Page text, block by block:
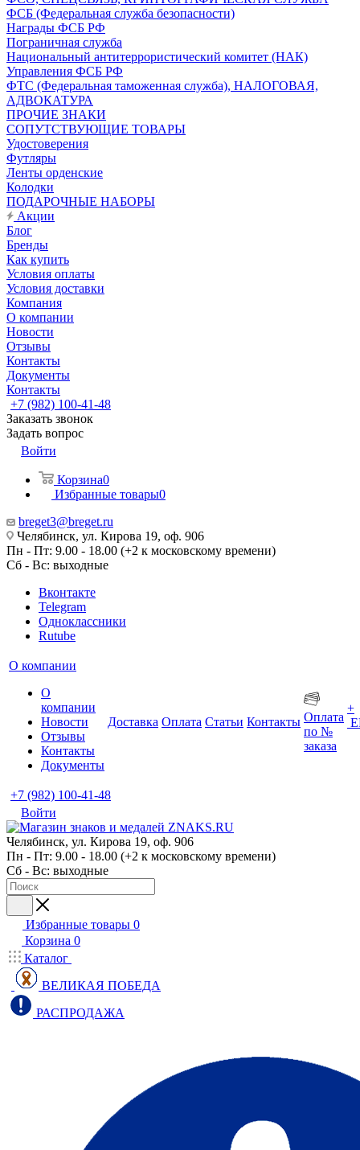
ФСБ (Федеральная служба безопасности)
Награды ФСБ РФ
Пограничная служба
Национальный антитеррористический комитет (НАК)
Управления ФСБ РФ
ФТС (Федеральная таможенная служба), НАЛОГОВАЯ,
АДВОКАТУРА
ПРОЧИЕ ЗНАКИ
СОПУТСТВУЮЩИЕ ТОВАРЫ
Удостоверения
Футляры
Ленты орденские
Колодки
ПОДАРОЧНЫЕ НАБОРЫ
Акции
Блог
Бренды
Как купить
Условия оплаты
Условия доставки
Компания
О компании
Новости
Отзывы
Контакты
Документы
Контакты
+7 (982) 100-41-48
Заказать звонок
Задать вопрос
Войти
Корзина0
Избранные товары0
breget3@breget.ru
Челябинск, ул. Кирова 19, оф. 906
Пн - Пт: 9.00 - 18.00 (+2 к московскому времени)
Сб - Вс: выходные
Вконтакте
Telegram
Одноклассники
Rutube
О компании
О
компании
Новости
Отзывы
Контакты
Документы
Доставка Оплата Статьи Контакты Оплата
по №
заказа
+
+7 (982) 100-41-48
Войти
Челябинск, ул. Кирова 19, оф. 906
Пн - Пт: 9.00 - 18.00 (+2 к московскому времени)
Сб - Вс: выходные
Избранные товары 0
Корзина 0
Каталог
ВЕЛИКАЯ ПОБЕДА
РАСПРОДАЖА